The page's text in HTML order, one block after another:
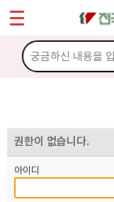
권한이 없습니다.
아이디
마이페이지
소개
노동상담
자료